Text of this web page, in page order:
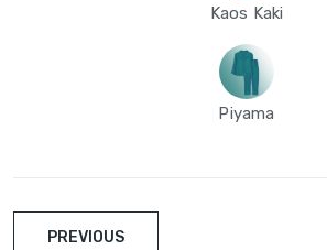
Kaos Kaki
Piyama
PREVIOUS